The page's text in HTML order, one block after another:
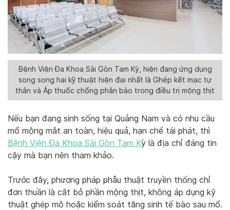
Bệnh Viện Đa Khoa Sài Gòn Tam Kỳ, hiện đang ứng dụng
song song hai kỹ thuật hiện đại nhất là Ghép kết mạc tự
thân và Áp thuốc chống phân bào trong điều trị mộng thịt
Nếu bạn đang sinh sống tại Quảng Nam và có nhu cầu
mổ mộng mắt an toàn, hiệu quả, hạn chế tái phát, thì
Bệnh Viện Đa Khoa Sài Gòn Tam Kỳ là địa chỉ đáng tin
cậy mà bạn nên tham khảo.
Trước đây, phương pháp phẫu thuật truyền thống chỉ
đơn thuần là cắt bỏ phần mộng thịt, không áp dụng kỹ
thuật ghép mô hoặc kiểm soát tăng sinh tế bào sau mổ.